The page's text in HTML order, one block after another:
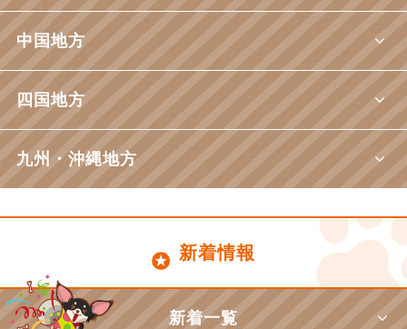
中国地方
四国地方
九州・沖縄地方
新着情報
新着一覧